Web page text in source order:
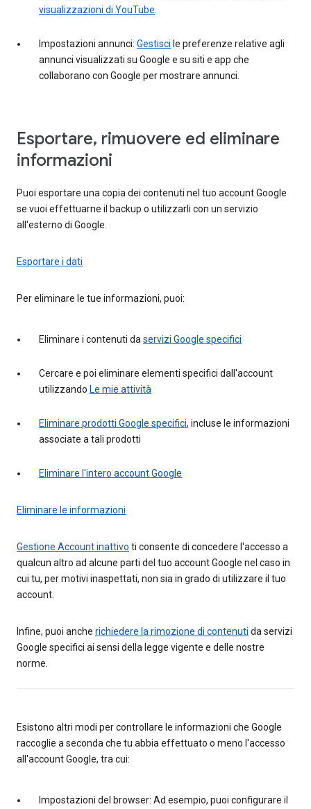
visualizzazioni di YouTube
Impostazioni annunci: Gestisci le preferenze relative agli
annunci visualizzati su Google e su siti e app che
collaborano con Google per mostrare annunci.
Esportare, rimuovere ed eliminare
informazioni
Puoi esportare una copia dei contenuti nel tuo account Google
se vuoi effettuarne il backup o utilizzarli con un servizio
all'esterno di Google.
Esportare i dati
Per eliminare le tue informazioni, puoi:
Eliminare i contenuti da servizi Google specifici
Cercare e poi eliminare elementi specifici dall'account
utilizzando Le mie attività
Eliminare prodotti Google specifici, incluse le informazioni
associate a tali prodotti
Eliminare l'intero account Google
Eliminare le informazioni
Gestione Account inattivo ti consente di concedere l'accesso a
qualcun altro ad alcune parti del tuo account Google nel caso in
cui tu, per motivi inaspettati, non sia in grado di utilizzare il tuo
account.
Infine, puoi anche richiedere la rimozione di contenuti da servizi
Google specifici ai sensi della legge vigente e delle nostre
norme.
Esistono altri modi per controllare le informazioni che Google
raccoglie a seconda che tu abbia effettuato o meno l'accesso
all'account Google, tra cui:
Impostazioni del browser: Ad esempio, puoi configurare il